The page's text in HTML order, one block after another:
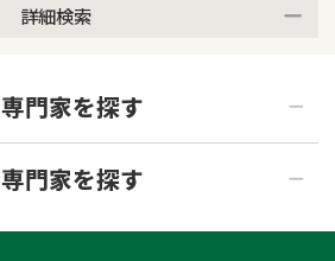
詳細検索
土日祝の相談可能
専門家を探す
青森県
専門家を探す